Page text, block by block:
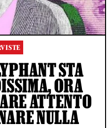
STA
ORA
ATTENTO
NULLA